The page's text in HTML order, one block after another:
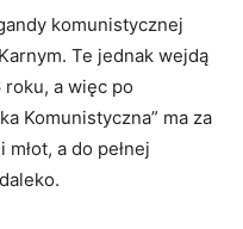
komunistycznej
Te jednak wejdą
a więc po
Komunistyczna” ma za
a do pełnej